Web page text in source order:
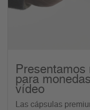
para
vídeo
Las cápsulas